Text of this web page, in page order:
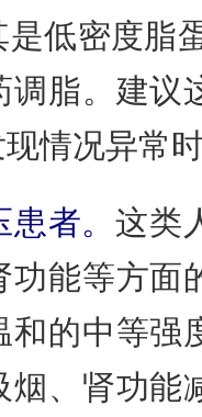
低密度脂
调脂。建议
情况异常
患者。这类
功能等方面
和的中等强
烟、肾功能